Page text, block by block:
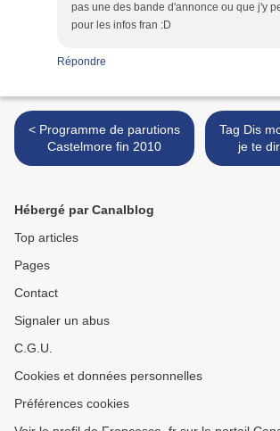
pas une des bande d'annonce ou que j'y
pour les infos fran :D
Répondre
< Programme de parutions
Castelmore fin 2010
Tag Dis
Hébergé par Canalblog
Top articles
Pages
Contact
Signaler un abus
C.G.U.
Cookies et données personnelles
Préférences cookies